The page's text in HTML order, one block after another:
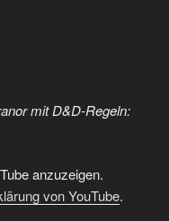
mit D&D-Regeln:
anzuzeigen.
von YouTube.